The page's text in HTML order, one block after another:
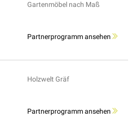
Gartenmöbel nach Maß
Partnerprogramm ansehen
Holzwelt Gräf
Partnerprogramm ansehen